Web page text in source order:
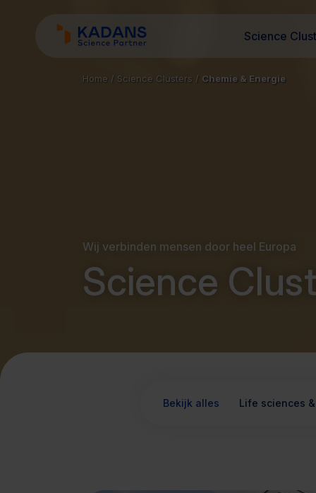
Science
Home / Science Clusters / Chemie & Energie
Wij verbinden mensen door heel Europa
Science
Bekijk alles Life sciences